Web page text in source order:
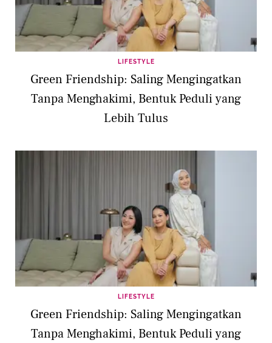
LIFESTYLE
Green Friendship: Saling Mengingatkan
Tanpa Menghakimi, Bentuk Peduli yang
Lebih Tulus
LIFESTYLE
Green Friendship: Saling Mengingatkan
Tanpa Menghakimi, Bentuk Peduli yang